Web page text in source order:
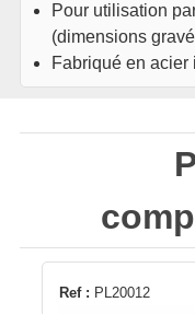
Pour utilisation
(dimensions
Fabriqué en acier
Ref : PL20012